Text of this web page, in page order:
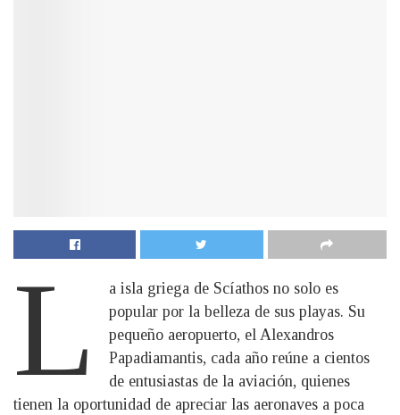
L
a isla griega de Scíathos no solo es
popular por la belleza de sus playas. Su
pequeño aeropuerto, el Alexandros
Papadiamantis, cada año reúne a cientos
de entusiastas de la aviación, quienes
tienen la oportunidad de apreciar las aeronaves a poca